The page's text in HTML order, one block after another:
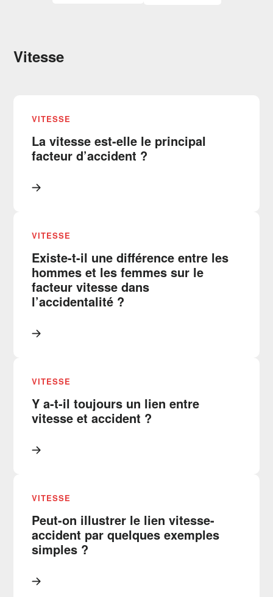
Vitesse
VITESSE
La vitesse est-elle le principal
facteur d’accident ?
VITESSE
Existe-t-il une différence entre les
hommes et les femmes sur le
facteur vitesse dans
l’accidentalité ?
VITESSE
Y a-t-il toujours un lien entre
vitesse et accident ?
VITESSE
Peut-on illustrer le lien vitesse-
accident par quelques exemples
simples ?